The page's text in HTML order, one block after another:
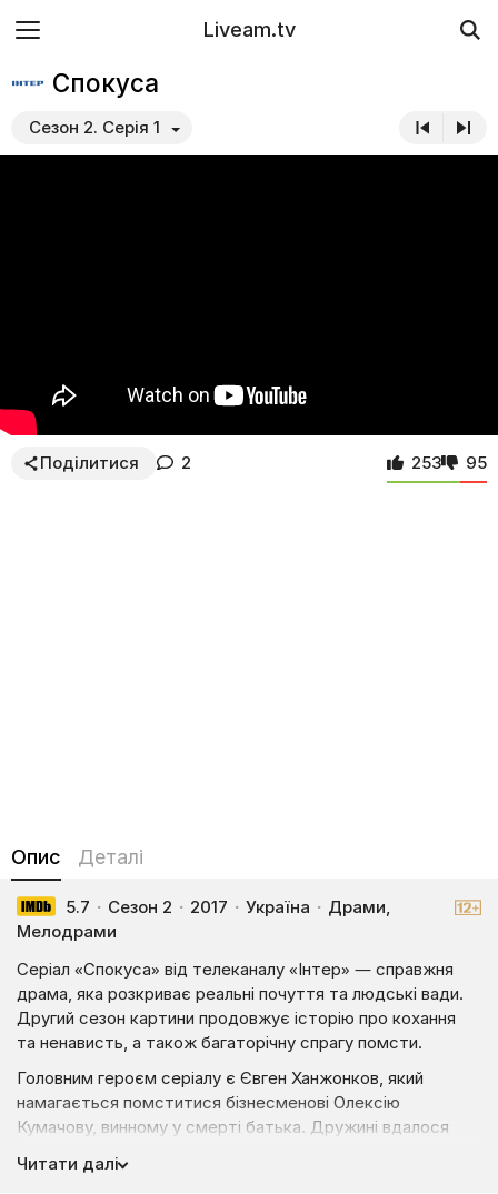
Liveam.tv
Спокуса
Сезон 2. Серія 1
Поділитися 2 253 95
Опис Деталі
5.7 · Сезон 2 · 2017 · Україна · Драми,
Мелодрами
Серіал «Спокуса» від телеканалу «Інтер» — справжня
драма, яка розкриває реальні почуття та людські вади.
Другий сезон картини продовжує історію про кохання
та ненависть, а також багаторічну спрагу помсти.
Головним героєм серіалу є Євген Ханжонков, який
намагається помститися бізнесменові Олексію
Кумачову, винному у смерті батька. Дружині вдалося
сплати податків. Разом із Кумачовим за ґрати вирушила і
Читати далі